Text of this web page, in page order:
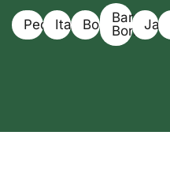
Pederneiras
ItapuíBoracéia
Barra
BonitaJaú